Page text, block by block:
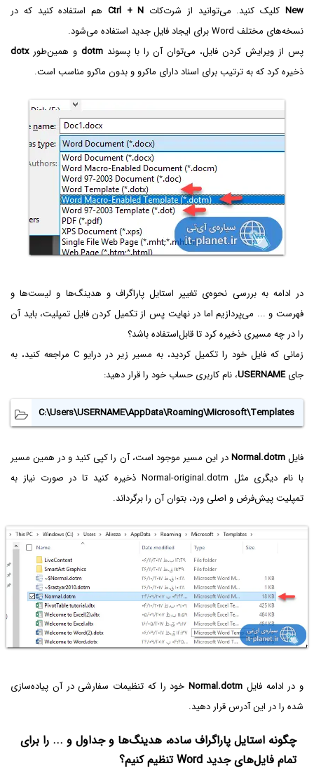
Newکلیک کنید. می‌توانید از شرت‌کات Ctrl + N هم استفاده کنید که در
نسخه‌های مختلف Word برای ایجاد فایل جدید استفاده می‌شود.
پس از ویرایش کردن فایل، می‌توان آن را با پسوندdotm و همین‌طورdotx
ذخیره کرد که به ترتیب برای اسناد دارای ماکرو و بدون ماکرو مناسب است.
در ادامه به بررسی نحوه‌ی تغییر استایل پاراگراف و هدینگ‌ها و لیست‌ها و
فهرست و ... می‌پردازیم اما در نهایت پس از تکمیل کردن فایل تمپلیت، باید آن
را در چه مسیری ذخیره کرد تا قابل‌استفاده باشد؟
زمانی که فایل خود را تکمیل کردید، به مسیر زیر در درایو C مراجعه کنید، به
جایUSERNAME، نام کاربری حساب خود را قرار دهید:
C:\Users\USERNAME\AppData\Roaming\Microsoft\Templates
فایلNormal.dotmدر این مسیر موجود است، آن را کپی کنید و در همین مسیر
با نام دیگری مثل Normal-original.dotm ذخیره کنید تا در صورت نیاز به
تمپلیت پیش‌فرض و اصلی ورد، بتوان آن را برگرداند.
و در ادامه فایل Normal.dotm خود را که تنظیمات سفارشی در آن پیاده‌سازی
شده را در این آدرس قرار دهید.
چگونه استایل پاراگراف ساده، هدینگ‌ها و جداول و ... را برای
تمام فایل‌های جدید Word تنظیم کنیم؟